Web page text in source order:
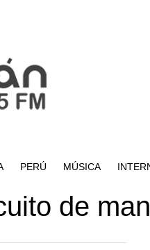
PERÚ MÚSICA
de